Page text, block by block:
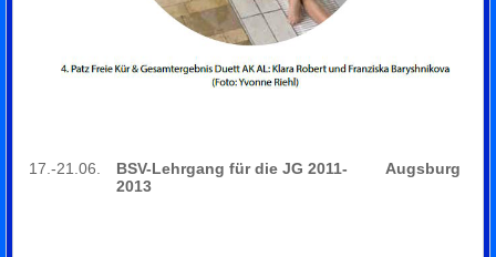
17.-21.06.
BSV-Lehrgang für die JG 2011-
2013
Augsburg